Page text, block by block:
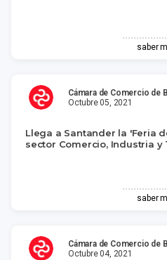
saber
Cámara de Comercio de
Octubre 05, 2021
Llega a Santander la 'Feria
sector Comercio, Industria y
saber
Cámara de Comercio de
Octubre 04, 2021